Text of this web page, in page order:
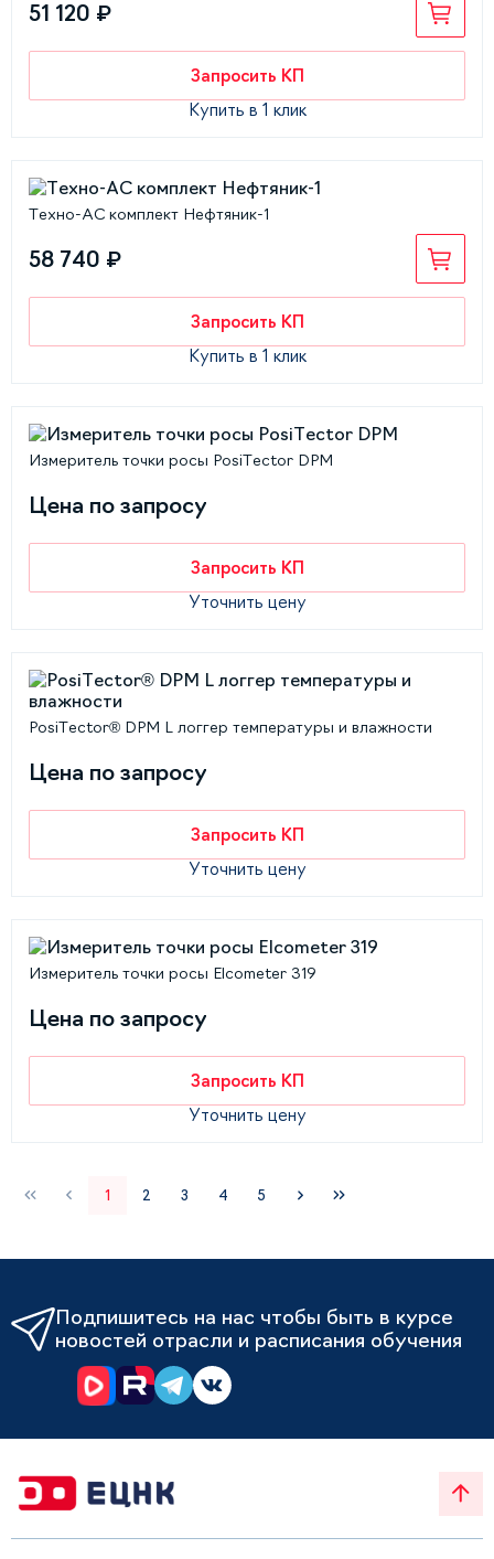
51 120 ₽
Запросить КП
Купить в 1 клик
Техно-АС комплект Нефтяник-1
58 740 ₽
Запросить КП
Купить в 1 клик
Измеритель точки росы PosiTector DPM
Цена по запросу
Запросить КП
Уточнить цену
PosiTector® DPM L логгер температуры и влажности
Цена по запросу
Запросить КП
Уточнить цену
Измеритель точки росы Elcometer 319
Цена по запросу
Запросить КП
Уточнить цену
1 2 3 4 5
Подпишитесь на нас чтобы быть в курсе
новостей отрасли и расписания обучения